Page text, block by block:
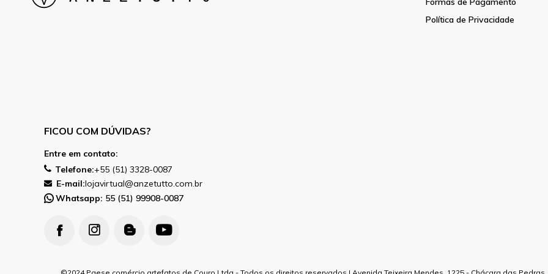
FICOU COM DÚVIDAS?
Entre em contato:
Telefone:+55 (51) 3328-0087
E-mail:lojavirtual@anzetutto.com.br
Whatsapp: 55 (51) 99908-0087
Política de Privacidade